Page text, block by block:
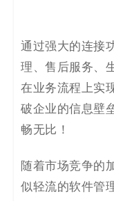
通过强大的连接
理、售后服务、
在业务流程上实
破企业的信息壁
畅无比！
随着市场竞争的
似轻流的软件管